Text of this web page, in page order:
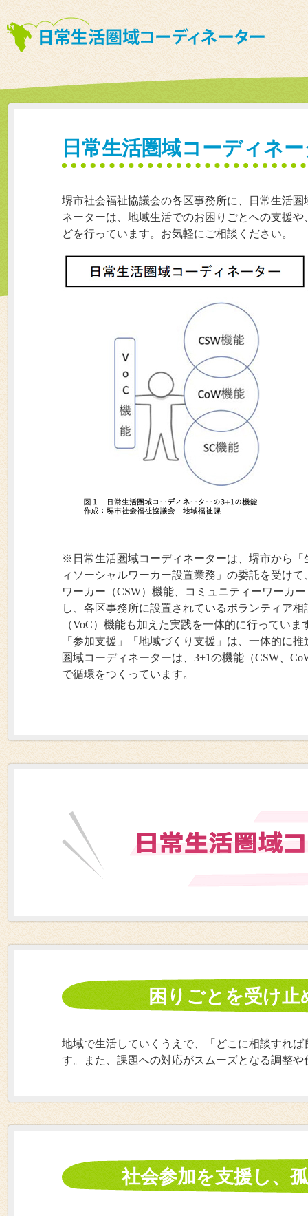
日常生活圏域コーディネ
堺市社会福祉協議会の各区事務所に、日常生活
ネーターは、地域生活でのお困りごとへの支援
どを行っています。お気軽にご相談ください。
※日常生活圏域コーディネーターは、堺市から
ィソーシャルワーカー設置業務」の委託を受け
ワーカー（CSW）機能、コミュニティーワーカ
し、各区事務所に設置されているボランティア
（VoC）機能も加えた実践を一体的に行ってい
「参加支援」「地域づくり支援」は、一体的に
圏域コーディネーターは、3+1の機能（CSW、
で循環をつくっています。
困りごとを受け止
地域で生活していくうえで、「どこに相談すれ
す。また、課題への対応がスムーズとなる調整
社会参加を支援し、